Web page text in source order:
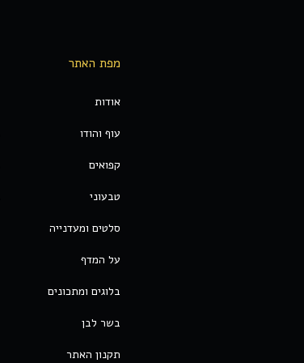
מפת האתר
אודות
עוף והודו
קפואים
טבעוני
סלטים ומעדנייה
על המדף
בלוגים ומתכונים
בשר לבן
תקנון האתר